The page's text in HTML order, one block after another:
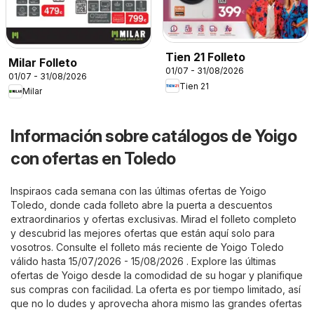
Milar Folleto
01/07 - 31/08/2026
Milar
Tien 21 Folleto
01/07 - 31/08/2026
Tien 21
Información sobre catálogos de Yoigo
con ofertas en Toledo
Inspiraos cada semana con las últimas ofertas de Yoigo
Toledo, donde cada folleto abre la puerta a descuentos
extraordinarios y ofertas exclusivas. Mirad el folleto completo
y descubrid las mejores ofertas que están aquí solo para
vosotros. Consulte el folleto más reciente de Yoigo Toledo
válido hasta 15/07/2026 - 15/08/2026 . Explore las últimas
ofertas de Yoigo desde la comodidad de su hogar y planifique
sus compras con facilidad. La oferta es por tiempo limitado, así
que no lo dudes y aprovecha ahora mismo las grandes ofertas